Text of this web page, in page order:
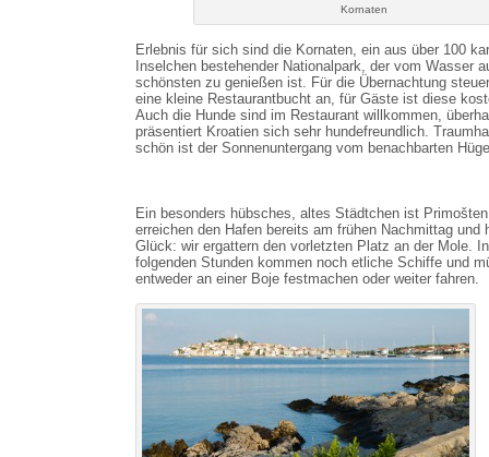
Kornaten
Erlebnis für sich sind die Kornaten, ein aus über 100
Inselchen bestehender Nationalpark, der vom Wasser
schönsten zu genießen ist. Für die Übernachtung
eine kleine Restaurantbucht an, für Gäste ist diese
Auch die Hunde sind im Restaurant willkommen,
präsentiert Kroatien sich sehr hundefreundlich.
schön ist der Sonnenuntergang vom benachbarten
Ein besonders hübsches, altes Städtchen ist
erreichen den Hafen bereits am frühen Nachmittag und
Glück: wir ergattern den vorletzten Platz an der Mole.
folgenden Stunden kommen noch etliche Schiffe und
entweder an einer Boje festmachen oder weiter fahren.